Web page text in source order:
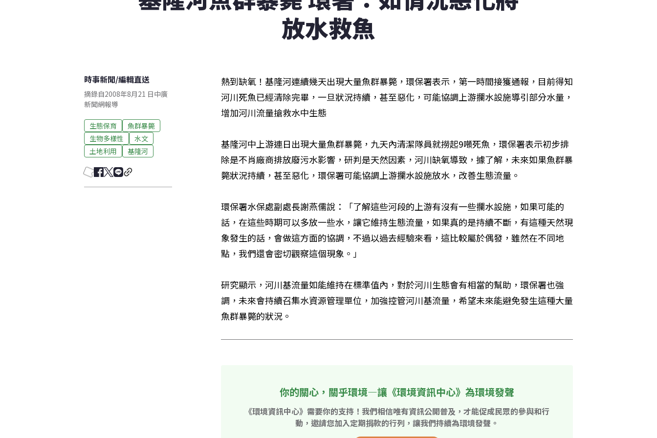
放水救魚
時事新聞/編輯直送
摘錄自2008年8月21 日中廣
新聞網報導
生態保育
魚群暴斃
生物多樣性
水文
土地利用
基隆河
熱到缺氧！基隆河連續幾天出現大量魚群暴斃，環保署表示，第一時間接獲通報，目前得知
河川死魚已經清除完畢，一旦狀況持續，甚至惡化，可能協調上游攔水設施導引部分水量，
增加河川流量搶救水中生態
基隆河中上游連日出現大量魚群暴斃，九天內清潔隊員就撈起9噸死魚，環保署表示初步排
除是不肖廠商排放廢污水影響，研判是天然因素，河川缺氧導致，據了解，未來如果魚群暴
斃狀況持續，甚至惡化，環保署可能協調上游攔水設施放水，改善生態流量。
環保署水保處副處長謝燕儒說：「了解這些河段的上游有沒有一些攔水設施，如果可能的
話，在這些時期可以多放一些水，讓它維持生態流量，如果真的是持續不斷，有這種天然現
象發生的話，會做這方面的協調，不過以過去經驗來看，這比較屬於偶發，雖然在不同地
點，我們還會密切觀察這個現象。」
研究顯示，河川基流量如能維持在標準值內，對於河川生態會有相當的幫助，環保署也強
調，未來會持續召集水資源管理單位，加強控管河川基流量，希望未來能避免發生這種大量
魚群暴斃的狀況。
你的關心，關乎環境—讓《環境資訊中心》為環境發聲
《環境資訊中心》需要你的支持！我們相信唯有資訊公開普及，才能促成民眾的參與和行
動，邀請您加入定期捐款的行列，讓我們持續為環境發聲。